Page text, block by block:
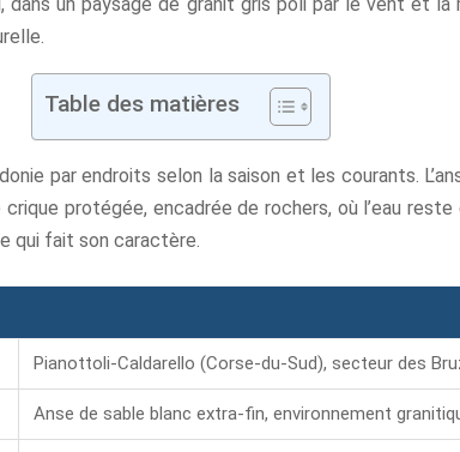
Table des matières
par endroits selon la saison et les courants.
protégée, encadrée de rochers, où l’eau
qui fait son caractère.
Pianottoli-Caldarello (Corse-du-Sud), secteur des
Anse de sable blanc extra-fin, environnement